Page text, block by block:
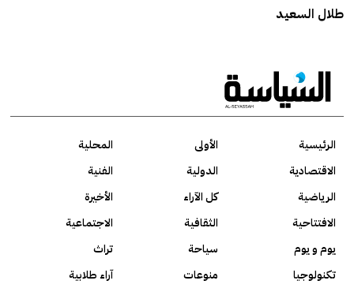
طلال السعيد
الرئيسية الأولى
المحلية
الاقتصادية
الدولية
الفنية
الرياضية
كل الآراء
الأخيرة
الافتتاحية
الثقافية
الاجتماعية
يوم و يوم
سياحة
تراث
تكنولوجيا
منوعات آراء طلابية